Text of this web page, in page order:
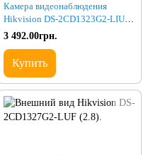
Камера видеонаблюдения
Hikvision DS-2CD1323G2-LIUF
(2.8)
3 492.00грн.
Купить